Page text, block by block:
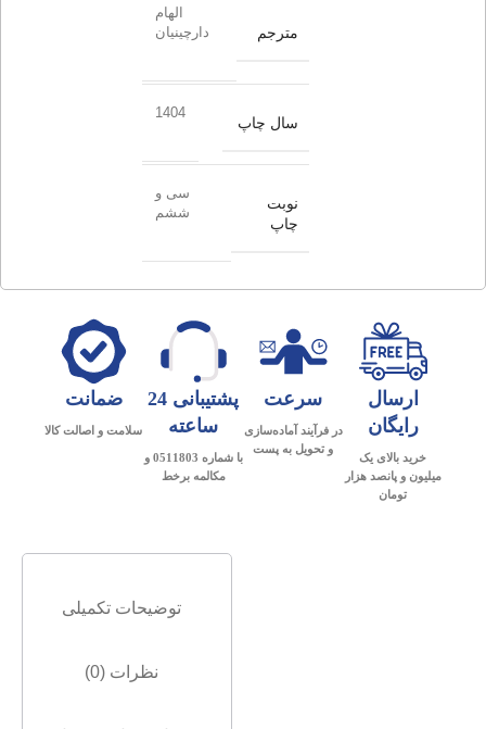
مترجم
الهام
دارچینیان
سال چاپ
1404
نوبت
چاپ
سی و
ششم
ارسال
رایگان
خرید بالای یک
میلیون و پانصد هزار
تومان
سرعت
در فرآیند آماده‌سازی
و تحویل به پست
پشتیبانی 24
ساعته
با شماره 0511803 و
مکالمه برخط
ضمانت
سلامت و اصالت کالا
توضیحات تکمیلی
نظرات (0)